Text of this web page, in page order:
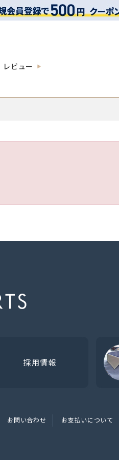
レビュー
採用情報
お問い合わせ お支払いについて